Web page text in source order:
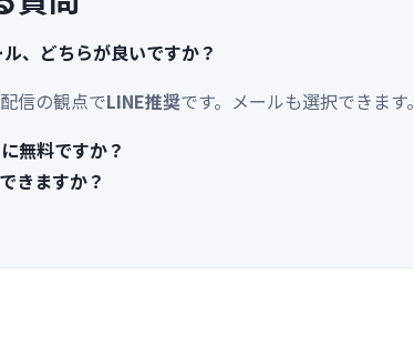
、どちらが良いですか？
信の観点でLINE推奨です。メールも選択できます。
無料ですか？
きますか？